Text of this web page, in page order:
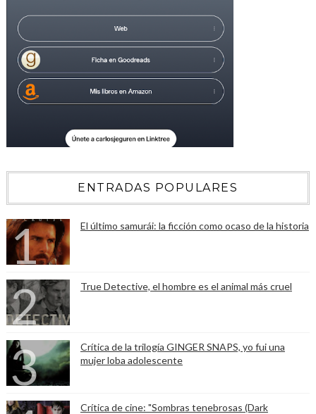
ENTRADAS POPULARES
El último samurái: la ficción como ocaso de la historia
True Detective, el hombre es el animal más cruel
Crítica de la trilogía GINGER SNAPS, yo fui una
mujer loba adolescente
Crítica de cine: "Sombras tenebrosas (Dark